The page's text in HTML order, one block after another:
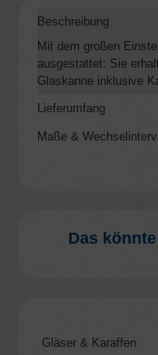
Beschreibung
Mit dem großen
ausgestattet: Sie
Glaskanne inklusive
Lieferumfang
Maße &
Das
Produktgalerie
Gläser & Karaffen